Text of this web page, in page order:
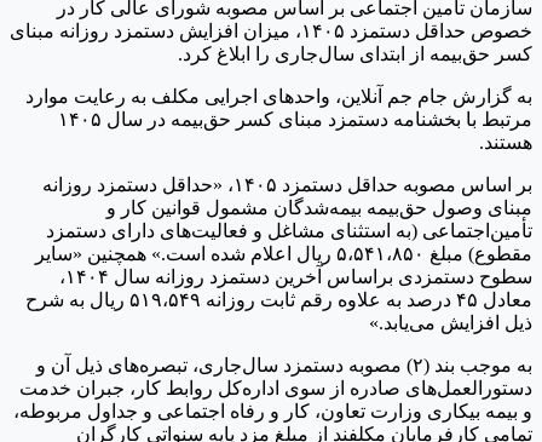
تأمین اجتماعی بر اساس مصوبه شورای عالی کار در
خصوص حداقل دستمزد ۱۴۰۵، میزان افزایش دستمزد روزانه مبنای
حق‌بیمه از ابتدای سال‌جاری را ابلاغ کرد.
گزارش جام جم آنلاین، واحد‌های اجرایی مکلف به رعایت موارد
مرتبط با بخشنامه دستمزد مبنای کسر حق‌بیمه در سال ۱۴۰۵
بر اساس مصوبه حداقل دستمزد ۱۴۰۵، «حداقل دستمزد روزانه
وصول حق‌بیمه بیمه‏‌شدگان مشمول قوانین کار و
(به استثنای مشاغل و فعالیت‌های دارای دستمزد
مقطوع) مبلغ ۵،۵۴۱،۸۵۰ ریال اعلام شده است.» همچنین «سایر
سطوح دستمزدی براساس آخرین دستمزد روزانه سال ۱۴۰۴،
معادل ۴۵ درصد به علاوه رقم ثابت روزانه ۵۱۹،۵۴۹ ریال به شرح
افزایش می‌یابد.»
به موجب بند (۲) مصوبه دستمزد سال‌جاری، تبصره‌‏های ذیل آن و
صادره از سوی اداره‌کل روابط کار، جبران خدمت
بیمه بیکاری وزارت تعاون، کار و رفاه اجتماعی و جداول مربوطه،
کارفرمایان مکلفند از مبلغ مزد پایه سنواتی کارگران